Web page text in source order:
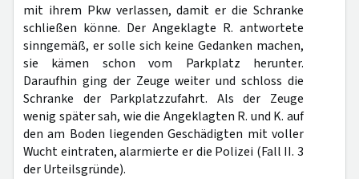
mit ihrem Pkw verlassen, damit er die Schranke
schließen könne. Der Angeklagte R. antwortete
sinngemäß, er solle sich keine Gedanken machen,
sie kämen schon vom Parkplatz herunter.
Daraufhin ging der Zeuge weiter und schloss die
Schranke der Parkplatzzufahrt. Als der Zeuge
wenig später sah, wie die Angeklagten R. und K. auf
den am Boden liegenden Geschädigten mit voller
Wucht eintraten, alarmierte er die Polizei (Fall II. 3
der Urteilsgründe).